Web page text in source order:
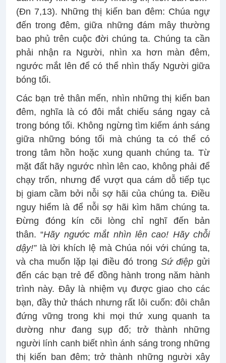
(Đn 7,13). Những thị kiến ban đêm: Chúa ngự
đến trong đêm, giữa những đám mây thường
bao phủ trên cuộc đời chúng ta. Chúng ta cần
phải nhận ra Người, nhìn xa hơn màn đêm,
ngước mắt lên để có thể nhìn thấy Người giữa
bóng tối.
Các bạn trẻ thân mến, nhìn những thị kiến ban
đêm, nghĩa là có đôi mắt chiếu sáng ngay cả
trong bóng tối. Không ngừng tìm kiếm ánh sáng
giữa những bóng tối mà chúng ta có thể có
trong tâm hồn hoặc xung quanh chúng ta. Từ
mặt đất hãy ngước nhìn lên cao, không phải để
chạy trốn, nhưng để vượt qua cám dỗ tiếp tục
bị giam cầm bởi nỗi sợ hãi của chúng ta. Điều
nguy hiểm là để nỗi sợ hãi kìm hãm chúng ta.
Đừng đóng kín cõi lòng chỉ nghĩ đến bản
thân. “Hãy ngước mắt nhìn lên cao! Hãy chỗi
dậy!”là lời khích lệ mà Chúa nói với chúng ta,
và cha muốn lặp lại điều đó trong Sứ điệpgửi
đến các bạn trẻ để đồng hành trong năm hành
trình này. Đây là nhiệm vụ được giao cho các
bạn, đầy thử thách nhưng rất lôi cuốn: đôi chân
đứng vững trong khi mọi thứ xung quanh ta
dường như đang sụp đổ; trở thành những
người lính canh biết nhìn ánh sáng trong những
thị kiến ban đêm; trở thành những người xây